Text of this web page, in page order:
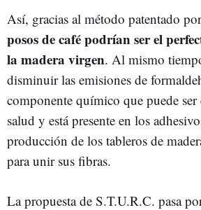
Así, gracias al método patentado
posos de café podrían ser el
la madera virgen. Al mismo
disminuir las emisiones de
componente químico que puede
salud y está presente en los
producción de los tableros de
para unir sus fibras.
La propuesta de S.T.U.R.C. pasa